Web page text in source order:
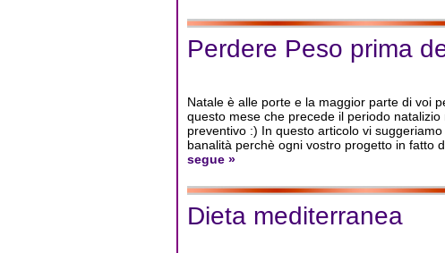
Perdere Peso prima
Natale è alle porte e la maggior parte di voi
questo mese che precede il periodo
preventivo :) In questo articolo vi
banalità perchè ogni vostro progetto in fatto
segue »
Dieta mediterranea